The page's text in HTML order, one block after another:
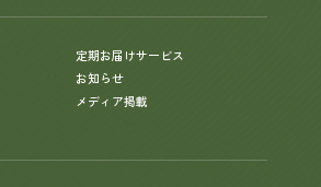
定期お届けサービス
お知らせ
メディア掲載